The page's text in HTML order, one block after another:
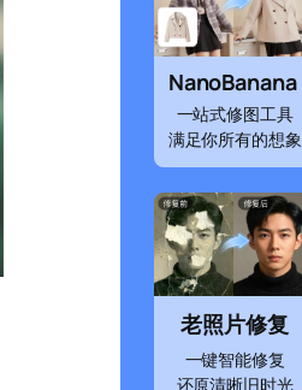
NanoBanana
一站式修图工具
满足你所有的想象
老照片修复
一键智能修复
还原清晰旧时光